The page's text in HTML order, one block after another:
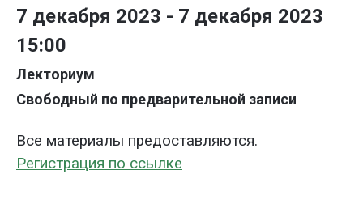
7 декабря 2023 - 7 декабря 2023
15:00
Лекториум
Свободный по предварительной записи
Все материалы предоставляются.
Регистрация по ссылке